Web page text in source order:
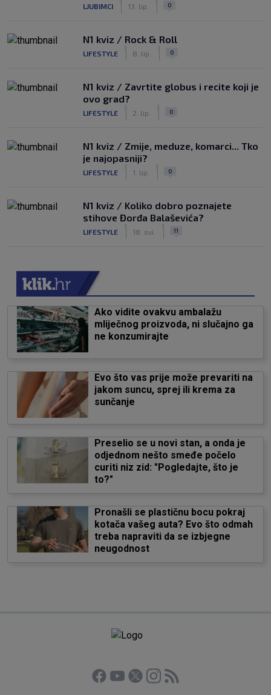
LJUBIMCI 13. lip. 0
N1 kviz / Rock & Roll
LIFESTYLE 8. lip. 0
N1 kviz / Zavrtite globus i recite koji je
ovo grad?
LIFESTYLE 2. lip. 0
N1 kviz / Zmije, meduze, komarci... Tko
je najopasniji?
LIFESTYLE 1. lip. 0
N1 kviz / Koliko dobro poznajete
stihove Đorđa Balaševića?
LIFESTYLE 18. svi. 11
Ako vidite ovakvu ambalažu
mliječnog proizvoda, ni slučajno ga
ne konzumirajte
Evo što vas prije može prevariti na
jakom suncu, sprej ili krema za
sunčanje
Preselio se u novi stan, a onda je
odjednom nešto smeđe počelo
curiti niz zid: "Pogledajte, što je
to?"
Pronašli se plastičnu bocu pokraj
kotača vašeg auta? Evo što odmah
treba napraviti da se izbjegne
neugodnost